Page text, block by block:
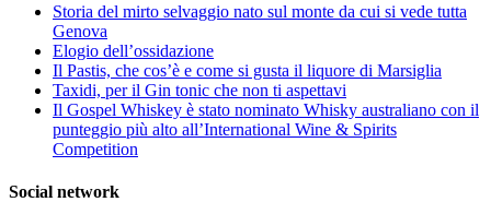
Storia del mirto selvaggio nato sul monte da cui si vede tutta
Genova
Elogio dell’ossidazione
Il Pastis, che cos’è e come si gusta il liquore di Marsiglia
Taxidi, per il Gin tonic che non ti aspettavi
Il Gospel Whiskey è stato nominato Whisky australiano con il
punteggio più alto all’International Wine & Spirits
Competition
Social network